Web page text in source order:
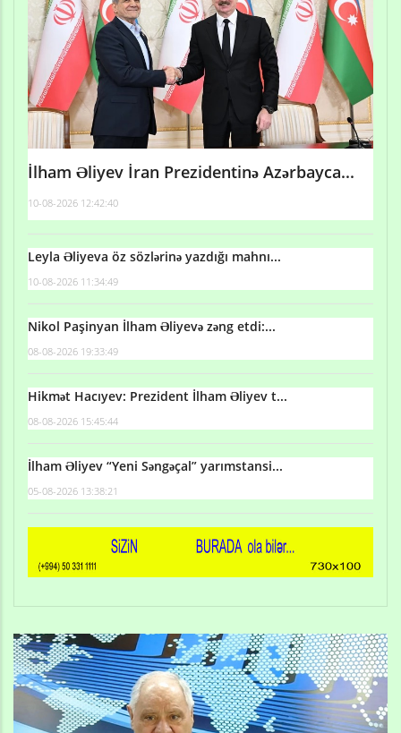
İlham Əliyev İran Prezidentinə Azərbayca...
10-08-2026 12:42:40
Leyla Əliyeva öz sözlərinə yazdığı mahnı...
10-08-2026 11:34:49
Nikol Paşinyan İlham Əliyevə zəng etdi:...
08-08-2026 19:33:49
Hikmət Hacıyev: Prezident İlham Əliyev t...
08-08-2026 15:45:44
İlham Əliyev “Yeni Səngəçal” yarımstansi...
05-08-2026 13:38:21